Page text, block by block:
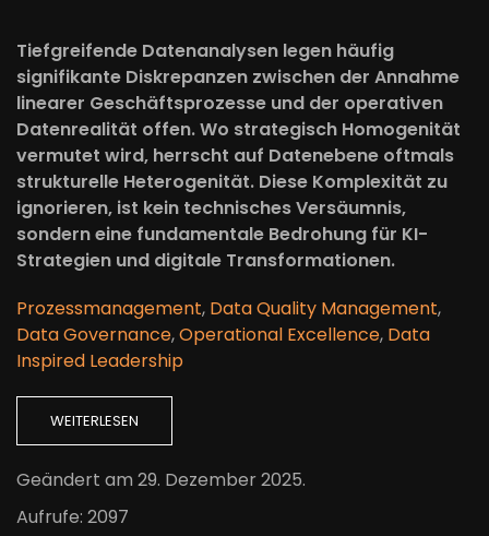
Tiefgreifende Datenanalysen legen häufig
signifikante Diskrepanzen zwischen der Annahme
linearer Geschäftsprozesse und der operativen
Datenrealität offen. Wo strategisch Homogenität
vermutet wird, herrscht auf Datenebene oftmals
strukturelle Heterogenität. Diese Komplexität zu
ignorieren, ist kein technisches Versäumnis,
sondern eine fundamentale Bedrohung für KI-
Strategien und digitale Transformationen.
Prozessmanagement, Data Quality Management,
Data Governance,Operational Excellence, Data
Inspired Leadership
WEITERLESEN
Geändert am 29. Dezember 2025.
Aufrufe: 2097